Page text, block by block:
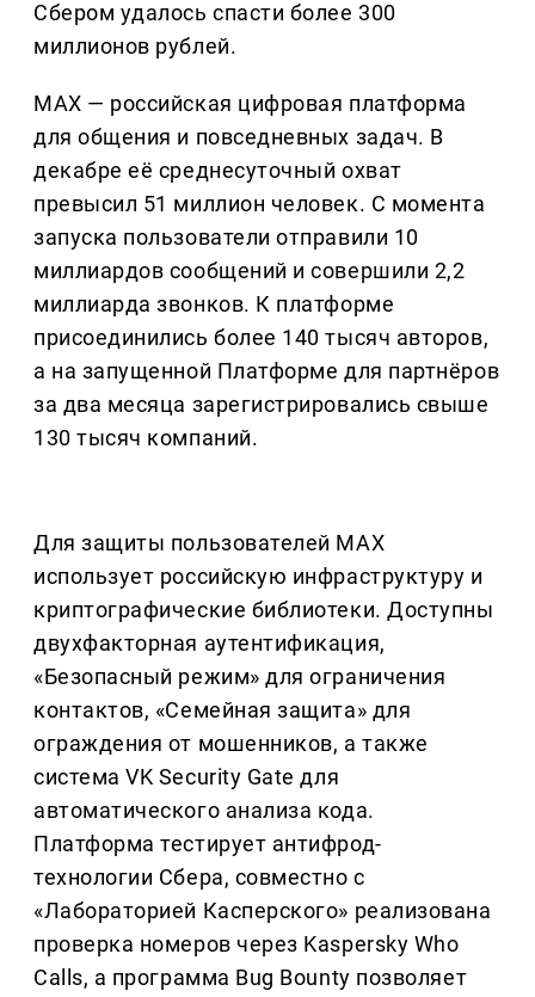
Сбером удалось спасти более 300
миллионов рублей.
MAX — российская цифровая платформа
для общения и повседневных задач. В
декабре её среднесуточный охват
превысил 51 миллион человек. С момента
запуска пользователи отправили 10
миллиардов сообщений и совершили 2,2
миллиарда звонков. К платформе
присоединились более 140 тысяч авторов,
а на запущенной Платформе для партнёров
за два месяца зарегистрировались свыше
130 тысяч компаний.
Для защиты пользователей MAX
использует российскую инфраструктуру и
криптографические библиотеки. Доступны
двухфакторная аутентификация,
«Безопасный режим» для ограничения
контактов, «Семейная защита» для
ограждения от мошенников, а также
система VK Security Gate для
автоматического анализа кода.
Платформа тестирует антифрод-
технологии Сбера, совместно с
«Лабораторией Касперского» реализована
проверка номеров через Kaspersky Who
Calls, а программа Bug Bounty позволяет